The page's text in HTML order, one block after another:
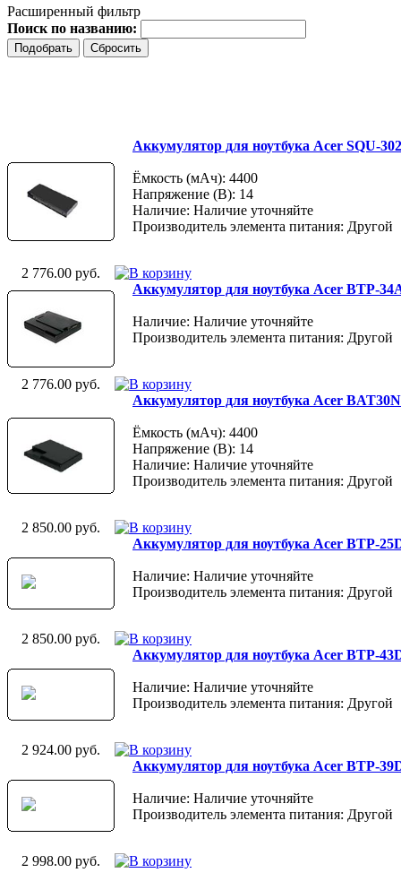
Расширенный фильтр
Поиск по названию:
Аккумулятор для ноутбука Acer SQU-
Ёмкость (мАч): 4400
Напряжение (В): 14
Наличие: Наличие уточняйте
Производитель элемента питания: Другой
2 776.00 руб.
Аккумулятор для ноутбука Acer BTP-
Наличие: Наличие уточняйте
Производитель элемента питания: Другой
2 776.00 руб.
Аккумулятор для ноутбука Acer
Ёмкость (мАч): 4400
Напряжение (В): 14
Наличие: Наличие уточняйте
Производитель элемента питания: Другой
2 850.00 руб.
Аккумулятор для ноутбука Acer BTP-
Наличие: Наличие уточняйте
Производитель элемента питания: Другой
2 850.00 руб.
Аккумулятор для ноутбука Acer BTP-
Наличие: Наличие уточняйте
Производитель элемента питания: Другой
2 924.00 руб.
Аккумулятор для ноутбука Acer BTP-
Наличие: Наличие уточняйте
Производитель элемента питания: Другой
2 998.00 руб.